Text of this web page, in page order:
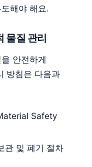
해야 해요.
물질 관리
안전하게
방침은 다음과
Safety
관 및 폐기 절차